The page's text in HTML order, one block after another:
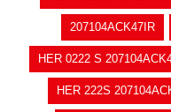
207104ACK47IR
HER 0222 S
HER 222S